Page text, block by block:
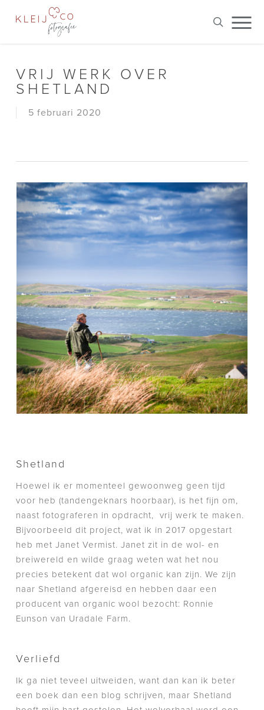
search
VRIJ WERK OVER
SHETLAND
5 februari 2020
Shetland
Hoewel ik er momenteel gewoonweg geen tijd
voor heb (tandengeknars hoorbaar), is het fijn om,
naast fotograferen in opdracht, vrij werk te maken.
Bijvoorbeeld dit project, wat ik in 2017 opgestart
heb met Janet Vermist. Janet zit in de wol- en
breiwereld en wilde graag weten wat het nou
precies betekent dat wol organic kan zijn. We zijn
naar Shetland afgereisd en hebben daar een
producent van organic wool bezocht: Ronnie
Eunson van Uradale Farm.
Verliefd
Ik ga niet teveel uitweiden, want dan kan ik beter
een boek dan een blog schrijven, maar Shetland